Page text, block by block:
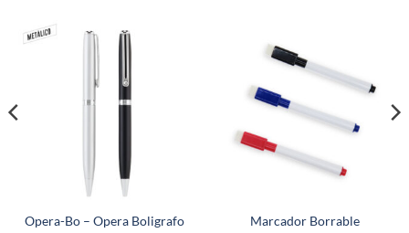
Opera-Bo – Opera Boligrafo Marcador Borrable